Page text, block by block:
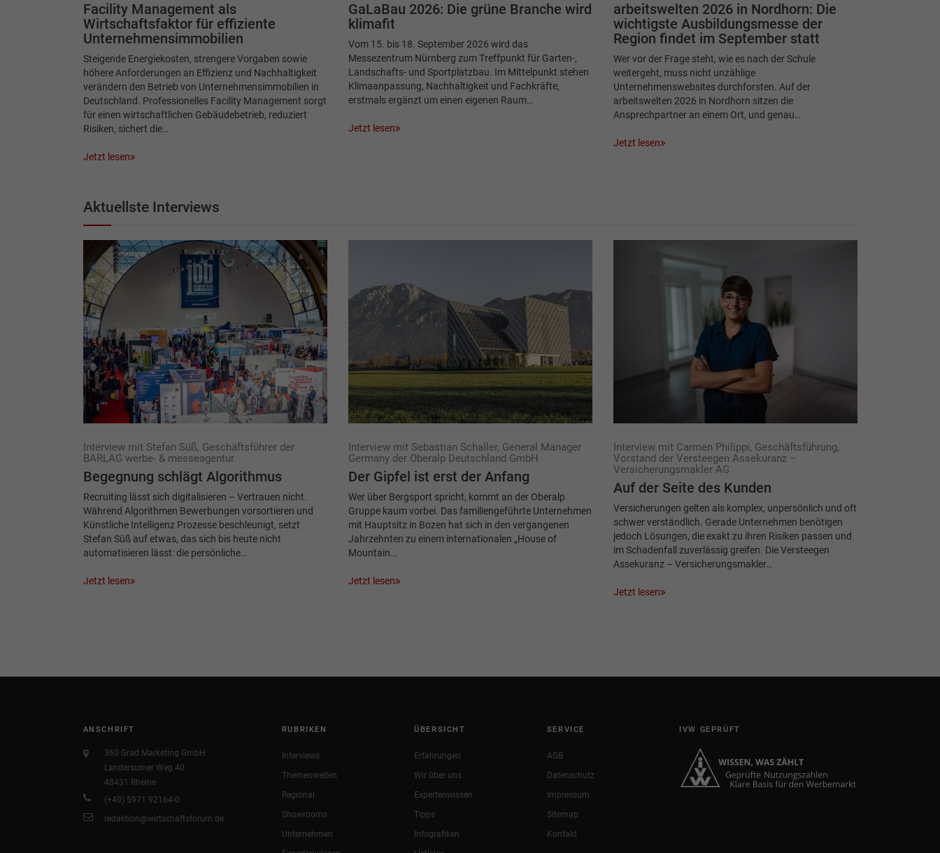
Facility Management als
Wirtschaftsfaktor für effiziente
Unternehmensimmobilien
Steigende Energiekosten, strengere Vorgaben sowie
höhere Anforderungen an Effizienz und Nachhaltigkeit
verändern den Betrieb von Unternehmensimmobilien in
Deutschland. Professionelles Facility Management sorgt
für einen wirtschaftlichen Gebäudebetrieb, reduziert
Risiken, sichert die…
Jetzt lesen
GaLaBau 2026: Die grüne Branche wird
klimafit
Vom 15. bis 18. September 2026 wird das
Messezentrum Nürnberg zum Treffpunkt für Garten-,
Landschafts- und Sportplatzbau. Im Mittelpunkt stehen
Klimaanpassung, Nachhaltigkeit und Fachkräfte,
erstmals ergänzt um einen eigenen Raum…
Jetzt lesen
arbeitswelten 2026 in Nordhorn: Die
wichtigste Ausbildungsmesse der
Region findet im September statt
Wer vor der Frage steht, wie es nach der Schule
weitergeht, muss nicht unzählige
Unternehmenswebsites durchforsten. Auf der
arbeitswelten 2026 in Nordhorn sitzen die
Ansprechpartner an einem Ort, und genau…
Jetzt lesen
Aktuellste Interviews
Interview mit Stefan Süß, Geschäftsführer der
BARLAG werbe- & messeagentur
Begegnung schlägt Algorithmus
Recruiting lässt sich digitalisieren – Vertrauen nicht.
Während Algorithmen Bewerbungen vorsortieren und
Künstliche Intelligenz Prozesse beschleunigt, setzt
Stefan Süß auf etwas, das sich bis heute nicht
automatisieren lässt: die persönliche…
Jetzt lesen
Interview mit Sebastian Schaller, General Manager
Germany der Oberalp Deutschland GmbH
Der Gipfel ist erst der Anfang
Wer über Bergsport spricht, kommt an der Oberalp
Gruppe kaum vorbei. Das familiengeführte Unternehmen
mit Hauptsitz in Bozen hat sich in den vergangenen
Jahrzehnten zu einem internationalen „House of
Mountain…
Jetzt lesen
Interview mit Carmen Philippi, Geschäftsführung,
Vorstand der Versteegen Assekuranz –
Versicherungsmakler AG
Auf der Seite des Kunden
Versicherungen gelten als komplex, unpersönlich und oft
schwer verständlich. Gerade Unternehmen benötigen
jedoch Lösungen, die exakt zu ihren Risiken passen und
im Schadenfall zuverlässig greifen. Die Versteegen
Assekuranz – Versicherungsmakler…
Jetzt lesen
ANSCHRIFT
360 Grad Marketing GmbH
Landersumer Weg 40
48431 Rheine
(+49) 5971 92164-0
redaktion@wirtschaftsforum.de
RUBRIKEN
Interviews
Themenwelten
Regional
Showrooms
Unternehmen
ÜBERSICHT
Erfahrungen
Wir über uns
Expertenwissen
Tipps
Infografiken
SERVICE
AGB
Datenschutz
Impressum
Sitemap
Kontakt
IVW GEPRÜFT